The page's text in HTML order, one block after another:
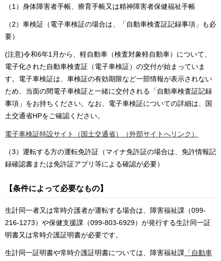
（1）身体障害者手帳、療育手帳又は精神障害者保健福祉手帳
（2）車検証（電子車検証の場合は、「自動車検査証記録事項」も必
要）
(注意)令和6年1月から、軽自動車（検査対象軽自動車）について、
電子化された自動車検査証（電子車検証）の交付が始まっていま
す。電子車検証は、車検証の有効期限など一部情報が表示されない
ため、当面の間電子車検証と一緒に交付される「自動車検査証記録
事項」をお持ちください。なお、電子車検証についての詳細は、国
土交通省HPをご確認ください。
電子車検証特設サイト（国土交通省）（外部サイトへリンク）
（3）運転する方の運転免許証（マイナ免許証の場合は、免許情報記
録確認書または免許証アプリ等による確認が必要）
【条件によって必要なもの】
生計同一者又は常時介護者が運転する場合は、障害福祉課（099-
216-1273）や保健支援課（099-803-6929）が発行する生計同一証
明書又は常時介護証明書が必要です。
生計同一証明書や常時介護証明書については、障害福祉課 「自動車